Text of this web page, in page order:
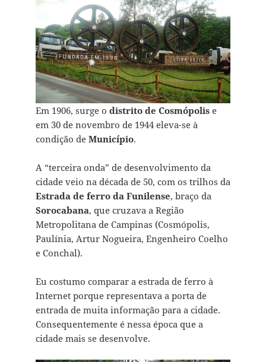
Em 1906, surge o distrito de Cosmópolise
em 30 de novembro de 1944 eleva-se à
condição de Município.
A “terceira onda” de desenvolvimento da
cidade veio na década de 50, com os trilhos da
Estrada de ferro da Funilense, braço da
Sorocabana, que cruzava a Região
Metropolitana de Campinas (Cosmópolis,
Paulínia, Artur Nogueira, Engenheiro Coelho
e Conchal).
Eu costumo comparar a estrada de ferro à
Internet porque representava a porta de
entrada de muita informação para a cidade.
Consequentemente é nessa época que a
cidade mais se desenvolve.